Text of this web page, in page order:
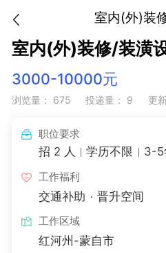
室内(外)装
室内(外)装修/装潢
3000-10000元
浏览量： 675 投递量： 9 更
职位要求
招 2 人 学历不限 3-5
工作福利
交通补助 晋升空间
工作区域
红河州-蒙自市